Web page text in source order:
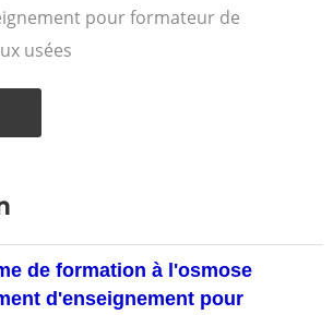
pour formateur de
usées
de formation à l'osmose
d'enseignement pour